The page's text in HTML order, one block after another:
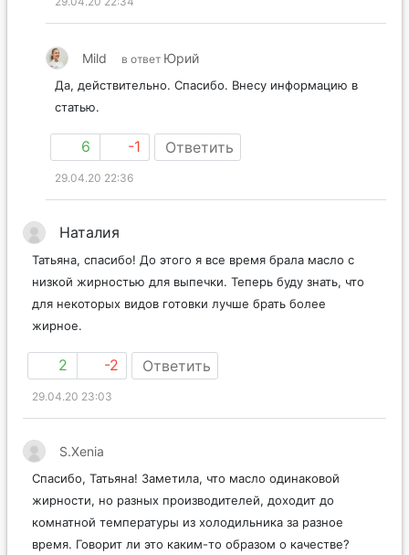
29.04.20 22:34
Mild Юрий
Да, действительно. Спасибо. Внесу информацию в
6 -1 Ответить
29.04.20 22:36
Наталия
Татьяна, спасибо! До этого я все время брала масло с
низкой жирностью для выпечки. Теперь буду знать, что
для некоторых видов готовки лучше брать более
2 -2 Ответить
29.04.20 23:03
S.Xenia
Спасибо, Татьяна! Заметила, что масло одинаковой
жирности, но разных производителей, доходит до
комнатной температуры из холодильника за разное